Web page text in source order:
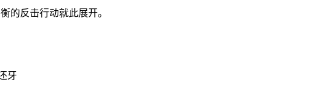
的反击行动就此展开。
牙